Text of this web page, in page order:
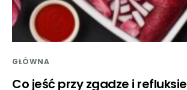
GŁÓWNA
Co jeść przy zgadze i refluksie